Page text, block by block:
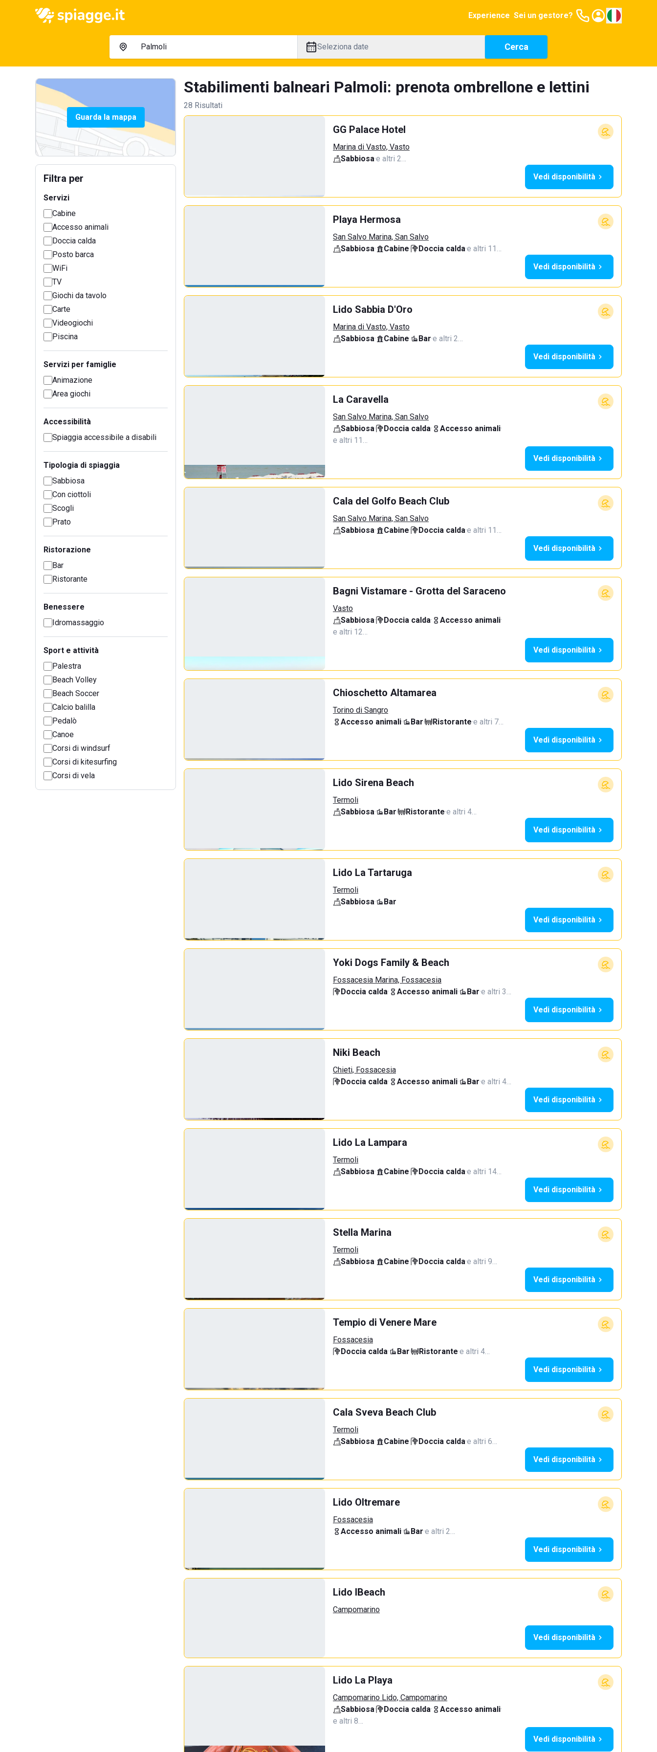
Experience Sei un gestore?
Seleziona date Cerca
Guarda la mappa
Filtra per
Servizi
Cabine
Accesso animali
Doccia calda
Posto barca
WiFi
TV
Giochi da tavolo
Carte
Videogiochi
Piscina
Servizi per famiglie
Animazione
Area giochi
Accessibilità
Spiaggia accessibile a disabili
Tipologia di spiaggia
Sabbiosa
Con ciottoli
Scogli
Prato
Ristorazione
Bar
Ristorante
Benessere
Idromassaggio
Sport e attività
Palestra
Beach Volley
Beach Soccer
Calcio balilla
Pedalò
Canoe
Corsi di windsurf
Corsi di kitesurfing
Corsi di vela
Stabilimenti balneari Palmoli: prenota ombrellone e lettini
28 Risultati
GG Palace Hotel
Marina di Vasto, Vasto
Sabbiosa·e altri 2…
Vedi disponibilità
Playa Hermosa
San Salvo Marina, San Salvo
Sabbiosa· Cabine· Doccia calda·e altri 11…
Vedi disponibilità
Lido Sabbia D'Oro
Marina di Vasto, Vasto
Sabbiosa· Cabine· Bar·e altri 2…
Vedi disponibilità
La Caravella
San Salvo Marina, San Salvo
Sabbiosa· Doccia calda· Accesso animali·
e altri 11…
Vedi disponibilità
Cala del Golfo Beach Club
San Salvo Marina, San Salvo
Sabbiosa· Cabine· Doccia calda·e altri 11…
Vedi disponibilità
Bagni Vistamare - Grotta del Saraceno
Vasto
Sabbiosa· Doccia calda· Accesso animali·
e altri 12…
Vedi disponibilità
Chioschetto Altamarea
Torino di Sangro
Accesso animali· Bar· Ristorante·e altri 7…
Vedi disponibilità
Lido Sirena Beach
Termoli
Sabbiosa· Bar· Ristorante·e altri 4…
Vedi disponibilità
Lido La Tartaruga
Termoli
Sabbiosa·
Bar
Vedi disponibilità
Yoki Dogs Family & Beach
Fossacesia Marina, Fossacesia
Doccia calda· Accesso animali· Bar·e altri 3…
Vedi disponibilità
Niki Beach
Chieti, Fossacesia
Doccia calda· Accesso animali· Bar·e altri 4…
Vedi disponibilità
Lido La Lampara
Termoli
Sabbiosa· Cabine· Doccia calda·e altri 14…
Vedi disponibilità
Stella Marina
Termoli
Sabbiosa· Cabine· Doccia calda·e altri 9…
Vedi disponibilità
Tempio di Venere Mare
Fossacesia
Doccia calda· Bar· Ristorante·e altri 4…
Vedi disponibilità
Cala Sveva Beach Club
Termoli
Sabbiosa· Cabine· Doccia calda·e altri 6…
Vedi disponibilità
Lido Oltremare
Fossacesia
Accesso animali· Bar·e altri 2…
Vedi disponibilità
Lido IBeach
Campomarino
Vedi disponibilità
Lido La Playa
Campomarino Lido, Campomarino
Sabbiosa· Doccia calda· Accesso animali·
e altri 8…
Vedi disponibilità